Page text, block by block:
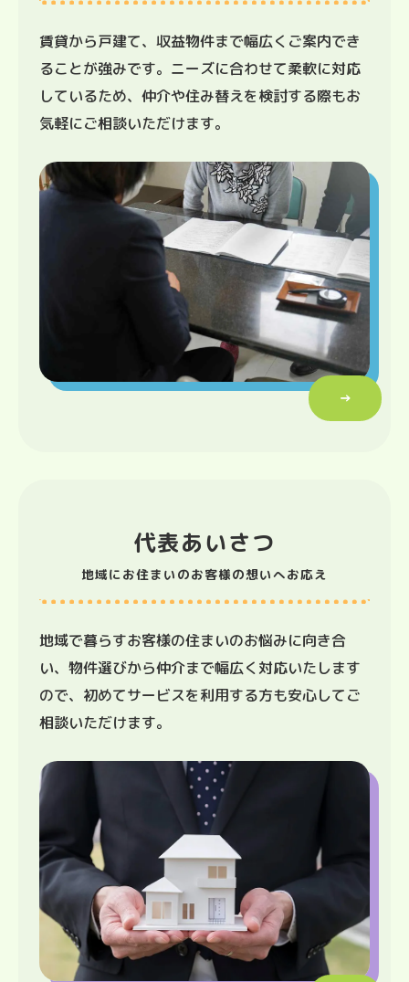
賃貸から戸建て、収益物件まで幅広くご案内でき
ることが強みです。ニーズに合わせて柔軟に対応
しているため、仲介や住み替えを検討する際もお
気軽にご相談いただけます。
→
代表あいさつ
地域にお住まいのお客様の想いへお応え
地域で暮らすお客様の住まいのお悩みに向き合
い、物件選びから仲介まで幅広く対応いたします
ので、初めてサービスを利用する方も安心してご
相談いただけます。